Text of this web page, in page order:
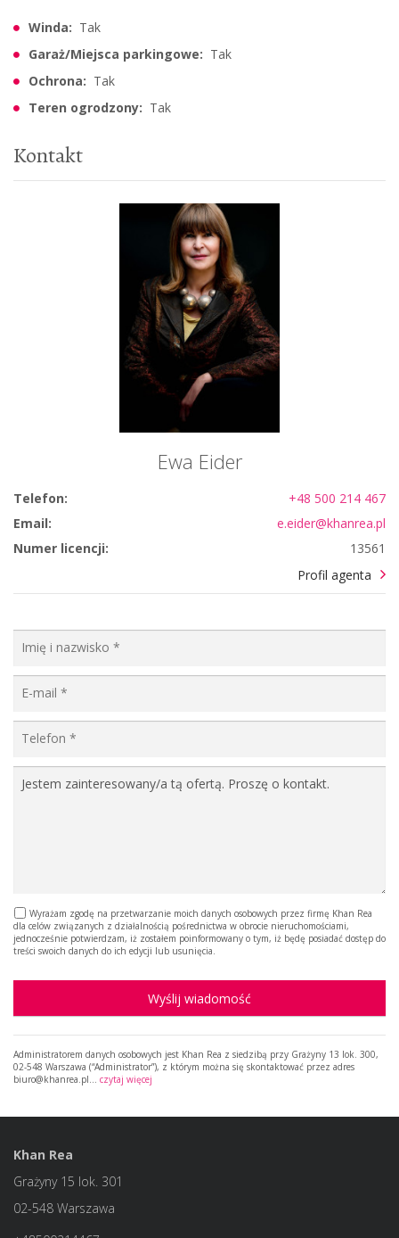
Winda: Tak
Garaż/Miejsca parkingowe: Tak
Ochrona: Tak
Teren ogrodzony: Tak
Kontakt
Ewa Eider
Telefon:
+48 500 214 467
Email:
e.eider@khanrea.pl
Numer licencji:
13561
Profil agenta
Wyrażam zgodę na przetwarzanie moich danych osobowych przez firmę Khan Rea
dla celów związanych z działalnością pośrednictwa w obrocie nieruchomościami,
jednocześnie potwierdzam, iż zostałem poinformowany o tym, iż będę posiadać dostęp do
treści swoich danych do ich edycji lub usunięcia.
Wyślij wiadomość
Administratorem danych osobowych jest Khan Rea z siedzibą przy Grażyny 13 lok. 300,
02-548 Warszawa (“Administrator”), z którym można się skontaktować przez adres
biuro@khanrea.pl… czytaj więcej
Khan Rea
Grażyny 15 lok. 301
02-548 Warszawa